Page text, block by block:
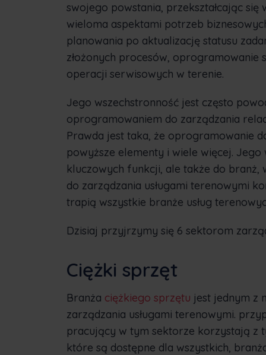
swojego powstania, przekształcając
wieloma aspektami potrzeb
planowania po aktualizację statusu
złożonych procesów, oprogramowanie
operacji serwisowych w terenie.
Jego wszechstronność jest często
oprogramowaniem do zarządzania
Prawda jest taka, że oprogramowanie
powyższe elementy i wiele więcej.
kluczowych funkcji, ale także do
do zarządzania usługami terenowymi
trapią wszystkie branże usług
Dzisiaj przyjrzymy się 6 sektorom
Ciężki sprzęt
Branża ciężkiego sprzętu jest jednym z
zarządzania usługami terenowymi.
pracujący w tym sektorze korzystają z
które są dostępne dla wszystkich,